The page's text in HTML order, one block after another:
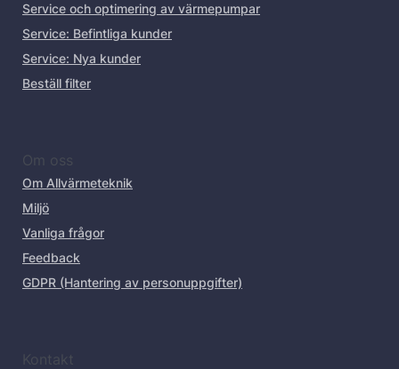
Service och optimering av värmepumpar
Service: Befintliga kunder
Service: Nya kunder
Beställ filter
Om oss
Om Allvärmeteknik
Miljö
Vanliga frågor
Feedback
GDPR (Hantering av personuppgifter)
Kontakt